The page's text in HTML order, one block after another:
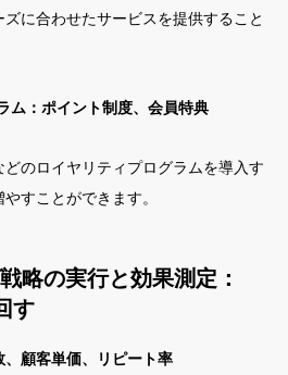
に合わせたサービスを提供すること
ム：ポイント制度、会員特典
のロイヤリティプログラムを導入す
すことができます。
略の実行と効果測定：
す
顧客単価、リピート率